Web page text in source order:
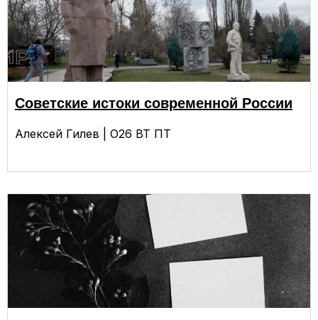
Советские истоки современной России
Алексей Гилев | О26 ВТ ПТ